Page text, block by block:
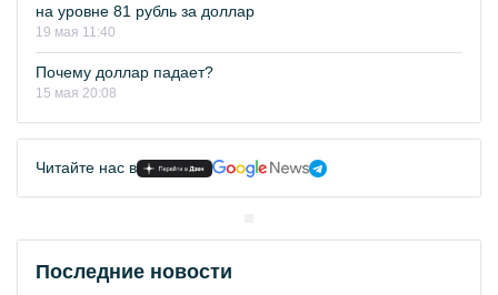
на уровне 81 рубль за доллар
19 мая 11:40
Почему доллар падает?
15 мая 20:08
Читайте нас в
Последние новости